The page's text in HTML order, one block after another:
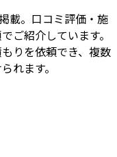
載。口コミ評価・施
ご紹介しています。
りを依頼でき、複数
れます。